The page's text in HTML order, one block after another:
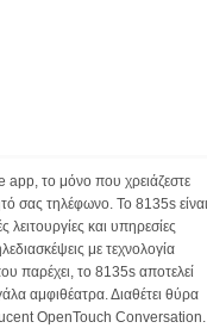
το μόνο που χρειάζεστε
σας τηλέφωνο. Το 8135s είναι
και υπηρεσίες
με τεχνολογία
παρέχει, το 8135s αποτελεί
αμφιθέατρα. Διαθέτει θύρα
OpenTouch Conversation.